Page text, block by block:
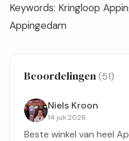
Keywords: Kringloop
Appingedam
Beoordelingen(51)
Niels Kroon
14 juli 2026
Beste winkel van heel